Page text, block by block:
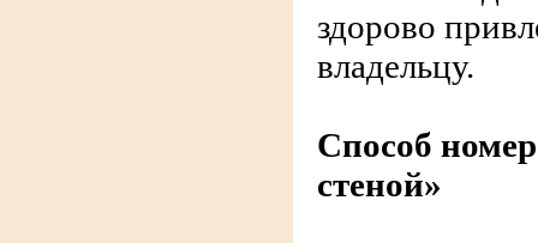
здорово
владельцу.
Способ
стеной»